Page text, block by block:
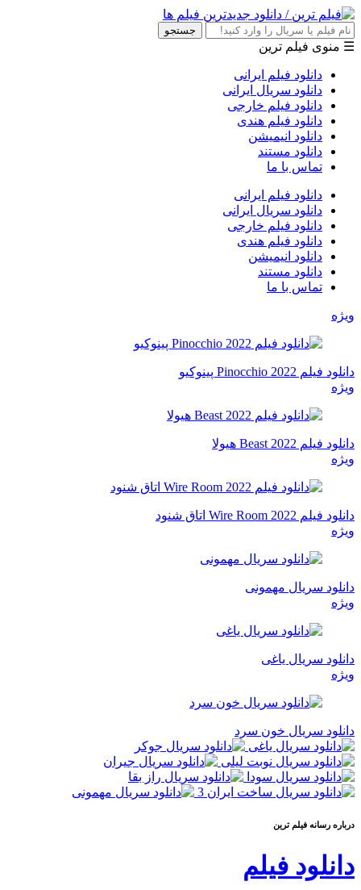
جستجو
☰ منوی فیلم ترین
دانلود فیلم ایرانی
دانلود سریال ایرانی
دانلود فیلم خارجی
دانلود فیلم هندی
دانلود انیمیشن
دانلود مستند
تماس با ما
دانلود فیلم ایرانی
دانلود سریال ایرانی
دانلود فیلم خارجی
دانلود فیلم هندی
دانلود انیمیشن
دانلود مستند
تماس با ما
ویژه
دانلود فیلم Pinocchio 2022 پینوکیو
ویژه
دانلود فیلم Beast 2022 هیولا
ویژه
دانلود فیلم Wire Room 2022 اتاق شنود
ویژه
دانلود سریال مهمونی
ویژه
دانلود سریال یاغی
ویژه
دانلود سریال خون سرد
درباره رسانه فيلم ترين
دانلود فیلم